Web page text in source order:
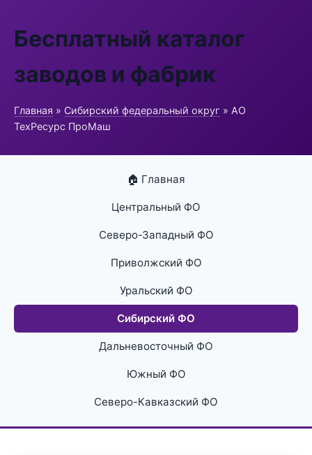
Бесплатный каталог
заводов и фабрик
Главная » Сибирский федеральный округ » АО
ТехРесурс ПроМаш
🏠 Главная
Центральный ФО
Северо-Западный ФО
Приволжский ФО
Уральский ФО
Сибирский ФО
Дальневосточный ФО
Южный ФО
Северо-Кавказский ФО